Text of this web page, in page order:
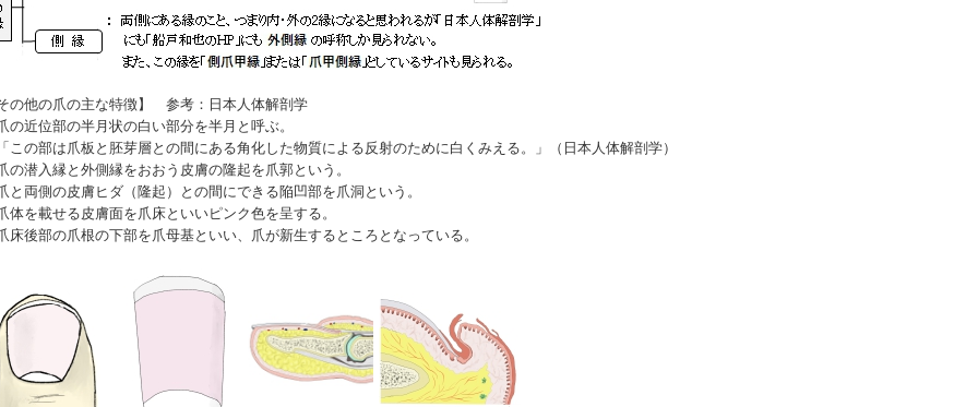
の他の爪の主な特徴】 参考：日本人体解剖学
の近位部の半月状の白い部分を半月 と呼ぶ。
の部は爪板と胚芽層との間にある角化した物質による反射のために白くみえる。」（日本人体解剖学）
の潜入縁と外側縁をおおう皮膚の隆起を爪郭という。
と両側の皮膚ヒダ（隆起）との間にできる陥凹部を爪洞 という。
体を載せる皮膚面を爪床といいピンク色を呈する。
床後部の爪根の下部を爪母基といい、爪が新生するところとなっている。